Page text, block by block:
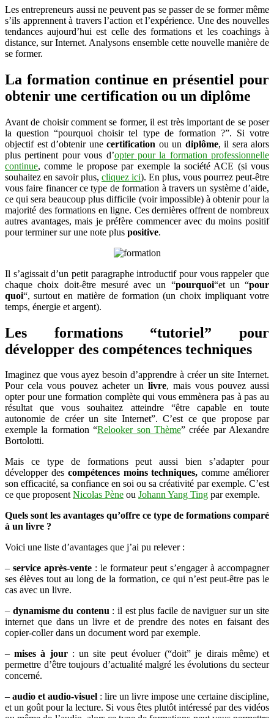
?
Les entrepreneurs aussi ne peuvent pas se passer de se former même
s’ils apprennent à travers l’action et l’expérience. Une des nouvelles
tendances aujourd’hui est celle des formations et les coachings à
distance, sur Internet. Analysons ensemble cette nouvelle manière de
se former.
La formation continue en présentiel pour
obtenir une certification ou un diplôme
Avant de choisir comment se former, il est très important de se poser
la question “pourquoi choisir tel type de formation ?”. Si votre
objectif est d’obtenir une certification ou un diplôme, il sera alors
plus pertinent pour vous d’opter pour la formation professionnelle
continue, comme le propose par exemple la société ACE (si vous
souhaitez en savoir plus, cliquez ici). En plus, vous pourrez peut-être
vous faire financer ce type de formation à travers un système d’aide,
ce qui sera beaucoup plus difficile (voir impossible) à obtenir pour la
majorité des formations en ligne. Ces dernières offrent de nombreux
autres avantages, mais je préfère commencer avec du moins positif
pour terminer sur une note plus positive.
Il s’agissait d’un petit paragraphe introductif pour vous rappeler que
chaque choix doit-être mesuré avec un “pourquoi“et un “pour
quoi“, surtout en matière de formation (un choix impliquant votre
temps, énergie et argent).
Les formations “tutoriel” pour
développer des compétences techniques
Imaginez que vous ayez besoin d’apprendre à créer un site Internet.
Pour cela vous pouvez acheter un livre, mais vous pouvez aussi
opter pour une formation complète qui vous emmènera pas à pas au
résultat que vous souhaitez atteindre “être capable en toute
autonomie de créer un site Internet”. C’est ce que propose par
exemple la formation “Relooker son Thème” créée par Alexandre
Bortolotti.
Mais ce type de formations peut aussi bien s’adapter pour
développer des compétences moins techniques, comme améliorer
son efficacité, sa confiance en soi ou sa créativité par exemple. C’est
ce que proposentNicolas Pène ou Johann Yang Ting par exemple.
Quels sont les avantages qu’offre ce type de formations comparé
à un livre ?
Voici une liste d’avantages que j’ai pu relever :
– service après-vente : le formateur peut s’engager à accompagner
ses élèves tout au long de la formation, ce qui n’est peut-être pas le
cas avec un livre.
– dynamisme du contenu: il est plus facile de naviguer sur un site
internet que dans un livre et de prendre des notes en faisant des
copier-coller dans un document word par exemple.
–mises à jour: un site peut évoluer (“doit” je dirais même) et
permettre d’être toujours d’actualité malgré les évolutions du secteur
concerné.
– audio et audio-visuel : lire un livre impose une certaine discipline,
et un goût pour la lecture. Si vous êtes plutôt intéressé par des vidéos